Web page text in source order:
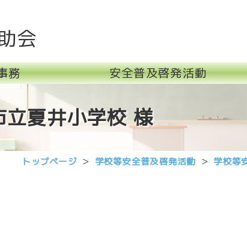
会
務 安全普及啓発活動
夏井小学校 様
トップページ 学校等安全普及啓発活動 学校等